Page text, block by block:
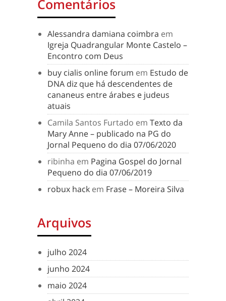
Comentários
Alessandra damiana coimbra em
Igreja Quadrangular Monte Castelo –
Encontro com Deus
buy cialis online forum em Estudo de
DNA diz que há descendentes de
cananeus entre árabes e judeus
atuais
Camila Santos Furtado em Texto da
Mary Anne – publicado na PG do
Jornal Pequeno do dia 07/06/2020
ribinha em Pagina Gospel do Jornal
Pequeno do dia 07/06/2019
robux hack em Frase – Moreira Silva
Arquivos
julho 2024
junho 2024
maio 2024